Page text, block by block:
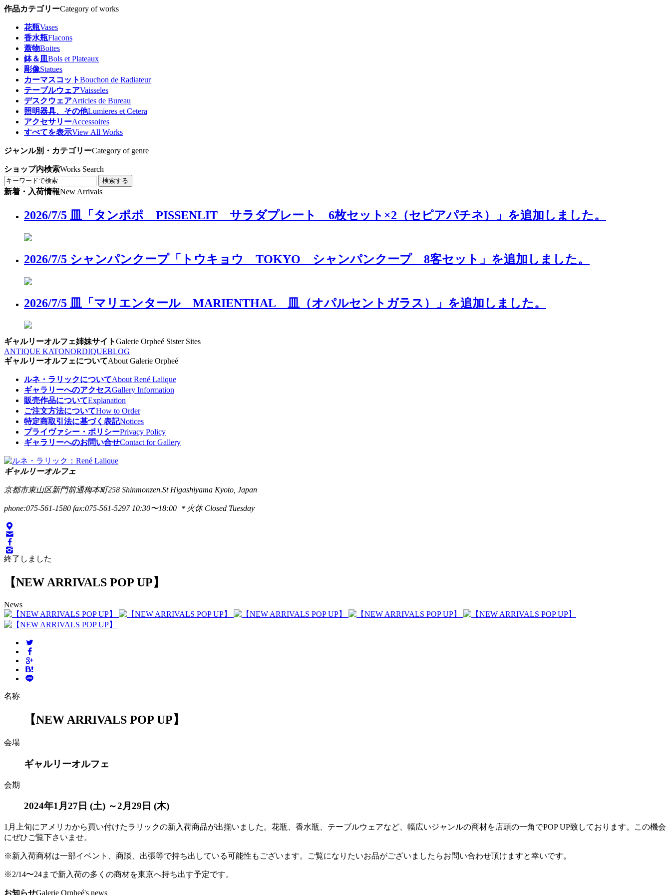
作品カテゴリーCategory of works
花瓶Vases
香水瓶Flacons
蓋物Boites
鉢＆皿 Bols et Plateaux
彫像Statues
カーマスコットBouchon de Radiateur
テーブルウェアVaisseles
デスクウェアArticles de Bureau
照明器具、その他Lumieres et Cetera
アクセサリーAccessoires
すべてを表示View All Works
ジャンル別・カテゴリーCategory of genre
ショップ内検索Works Search
検索する
新着・入荷情報New Arrivals
2026/7/5 皿「タンポポ PISSENLIT サラダプレート 6枚セット×2（セピアパチネ）」を追加しました。
2026/7/5 シャンパンクープ「トウキョウ TOKYO シャンパンクープ 8客セット」を追加しました。
2026/7/5 皿「マリエンタール MARIENTHAL 皿（オパルセントガラス）」を追加しました。
ギャルリーオルフェ姉妹サイトGalerie Orpheé Sister Sites
ANTIQUE KATONORDIQUEBLOG
ギャルリーオルフェについてAbout Galerie Orpheé
ルネ・ラリックについてAbout René Lalique
ギャラリーへのアクセスGallery Information
販売作品についてExplanation
ご注文方法についてHow to Order
特定商取引法に基づく表記Notices
プライヴァシー・ポリシーPrivacy Policy
ギャラリーへのお問い合せContact for Gallery
ギャルリーオルフェ
京都市東山区新門前通梅本町258 Shinmonzen.St Higashiyama Kyoto, Japan
phone:075-561-1580 fax:075-561-5297 10:30〜18:00 ＊火休 Closed Tuesday
終了しました
【NEW ARRIVALS POP UP】
News
名称
【NEW ARRIVALS POP UP】
会場
ギャルリーオルフェ
会期
2024年1月27日 (土) ～2月29日 (木)
1月上旬にアメリカから買い付けたラリックの新入荷商品が出揃いました。花瓶、香水瓶、テーブルウェアなど、幅広いジャンルの商材を店頭の一角でPOP UP致しております。この機会
にぜひご覧下さいませ。
※新入荷商材は一部イベント、商談、出張等で持ち出している可能性もございます。ご覧になりたいお品がございましたらお問い合わせ頂けますと幸いです。
※2/14〜24まで新入荷の多くの商材を東京へ持ち出す予定です。
お知らせGalerie Orpheé's news